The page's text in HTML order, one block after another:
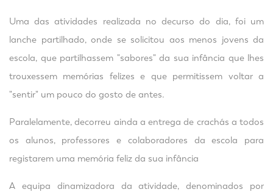
Uma das atividades realizada no decurso do dia, foi um
lanche partilhado, onde se solicitou aos menos jovens da
escola, que partilhassem "sabores" da sua infância que lhes
trouxessem memórias felizes e que permitissem voltar a
"sentir" um pouco do gosto de antes.
Paralelamente, decorreu ainda a entrega de crachás a todos
os alunos, professores e colaboradores da escola para
registarem uma memória feliz da sua infância
A equipa dinamizadora da atividade, denominados por